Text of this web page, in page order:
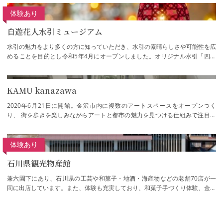
自遊花人水引ミュージアム
体験あり
水引の魅力をより多くの方に知っていただき、水引の素晴らしさや可能性を広
めることを目的とし令和5年4月にオープンしました。オリジナル水引「四季
KAMU kanazawa
2020年6月21日に開館。金沢市内に複数のアートスペースをオープンつく
り、 街を歩きを楽しみながらアートと都市の魅力を見つける仕組みで注目を
石川県観光物産館
体験あり
兼六園下にあり、石川県の工芸や和菓子・地酒・海産物などの老舗70店が一
同に出店しています。また、体験も充実しており、和菓子手づくり体験、金箔